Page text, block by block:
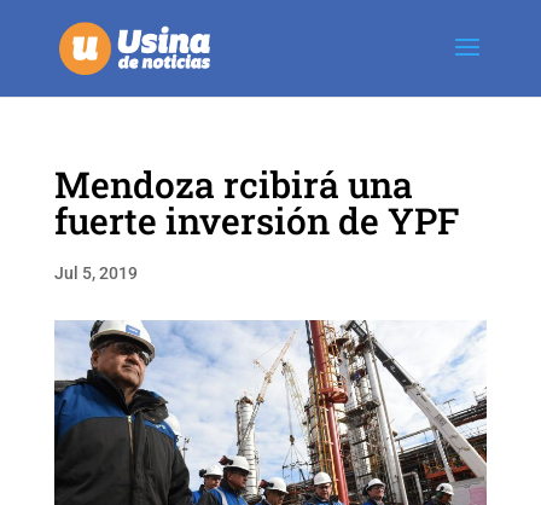
Mendoza rcibirá una
fuerte inversión de YPF
Jul 5, 2019